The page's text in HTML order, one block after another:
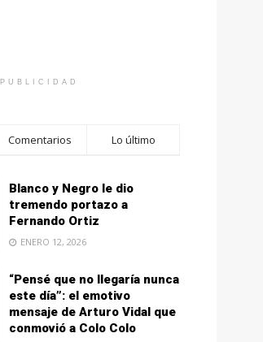
PUBLICIDAD
Comentarios Lo último
Blanco y Negro le dio
tremendo portazo a
Fernando Ortiz
ENERO 12, 2026
“Pensé que no llegaría nunca
este día”: el emotivo
mensaje de Arturo Vidal que
conmovió a Colo Colo